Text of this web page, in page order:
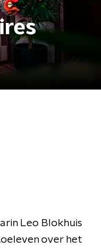
Leo Blokhuis
over het